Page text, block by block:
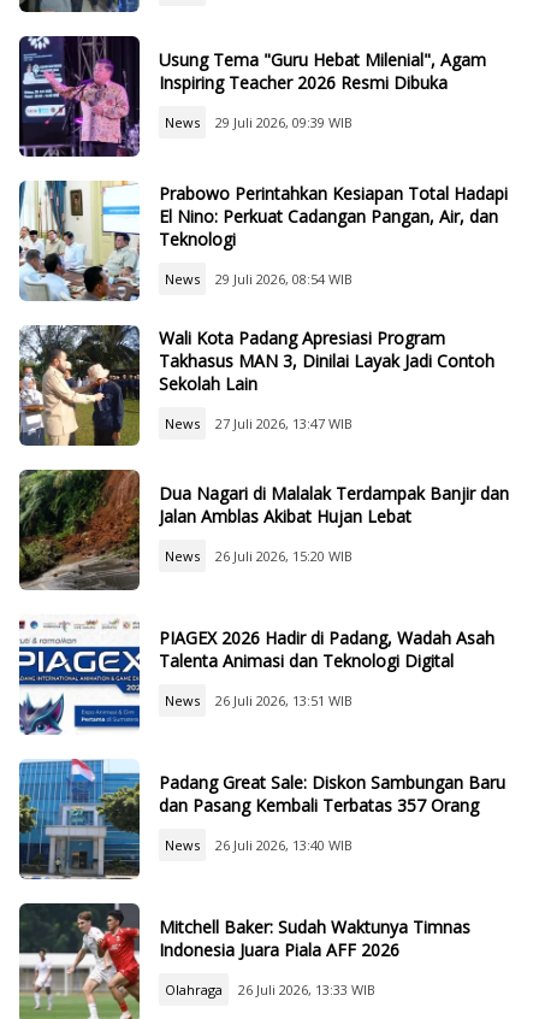
Usung Tema "Guru Hebat Milenial", Agam
Inspiring Teacher 2026 Resmi Dibuka
News 29 Juli 2026, 09:39 WIB
Prabowo Perintahkan Kesiapan Total Hadapi
El Nino: Perkuat Cadangan Pangan, Air, dan
Teknologi
News 29 Juli 2026, 08:54 WIB
Wali Kota Padang Apresiasi Program
Takhasus MAN 3, Dinilai Layak Jadi Contoh
Sekolah Lain
News 27 Juli 2026, 13:47 WIB
Dua Nagari di Malalak Terdampak Banjir dan
Jalan Amblas Akibat Hujan Lebat
News 26 Juli 2026, 15:20 WIB
PIAGEX 2026 Hadir di Padang, Wadah Asah
Talenta Animasi dan Teknologi Digital
News 26 Juli 2026, 13:51 WIB
Padang Great Sale: Diskon Sambungan Baru
dan Pasang Kembali Terbatas 357 Orang
News 26 Juli 2026, 13:40 WIB
Mitchell Baker: Sudah Waktunya Timnas
Indonesia Juara Piala AFF 2026
Olahraga 26 Juli 2026, 13:33 WIB